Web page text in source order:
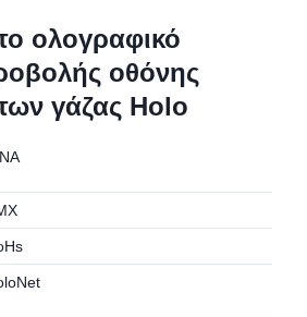
ολογραφικό
οθόνης
γάζας Holo